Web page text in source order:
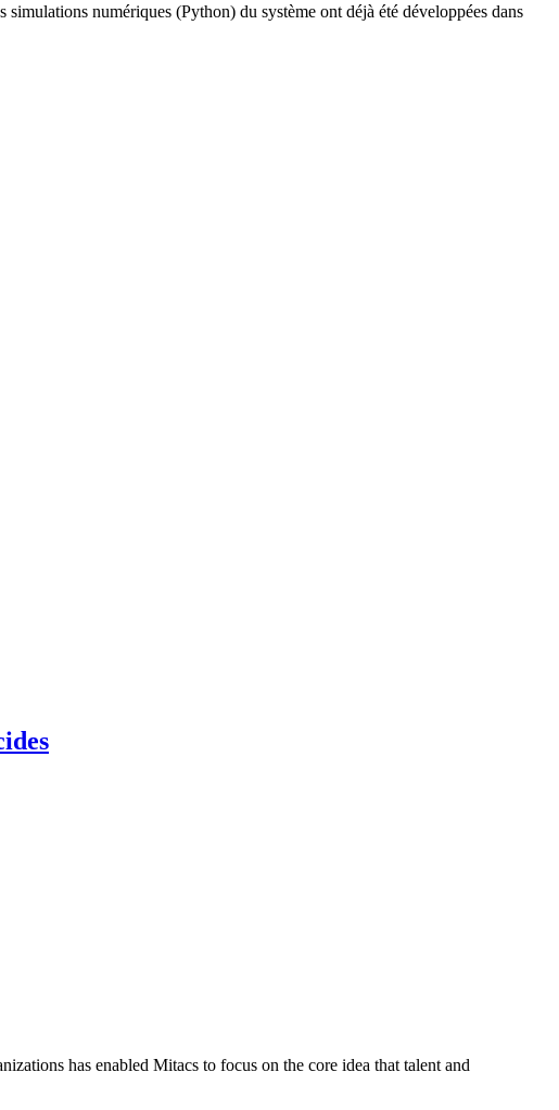
numériques (Python) du système ont déjà été développées dans
has enabled Mitacs to focus on the core idea that talent and